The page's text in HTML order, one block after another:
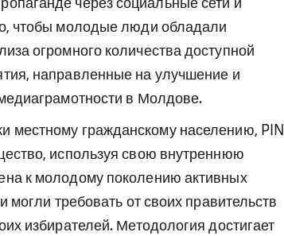
чтобы молодые люди обладали
огромного количества доступной
направленные на улучшение и
в Молдове.
местному гражданскому населению, PIN
используя свою внутреннюю
к молодому поколению активных
требовать от своих правительств
избирателей. Методология достигает